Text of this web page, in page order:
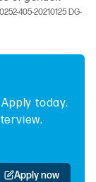
405-20210125 DG-
today.
Apply now